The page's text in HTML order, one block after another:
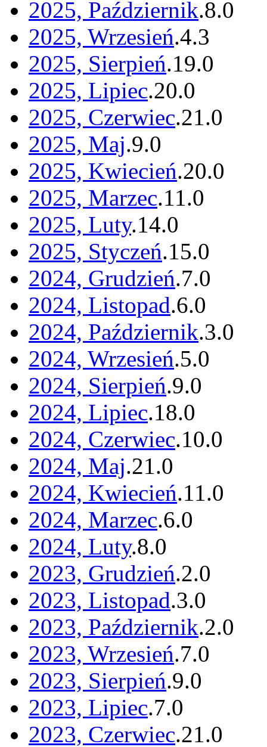
2025, Październik.8.0
2025, Wrzesień.4.3
2025, Sierpień.19.0
2025, Lipiec.20.0
2025, Czerwiec.21.0
2025, Maj.9.0
2025, Kwiecień.20.0
2025, Marzec.11.0
2025, Luty.14.0
2025, Styczeń.15.0
2024, Grudzień.7.0
2024, Listopad.6.0
2024, Październik.3.0
2024, Wrzesień.5.0
2024, Sierpień.9.0
2024, Lipiec.18.0
2024, Czerwiec.10.0
2024, Maj.21.0
2024, Kwiecień.11.0
2024, Marzec.6.0
2024, Luty.8.0
2023, Grudzień.2.0
2023, Listopad.3.0
2023, Październik.2.0
2023, Wrzesień.7.0
2023, Sierpień.9.0
2023, Lipiec.7.0
2023, Czerwiec.21.0